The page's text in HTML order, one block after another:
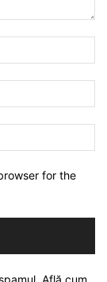
for the
Află cum